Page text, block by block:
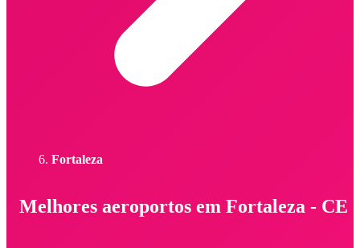
Fortaleza
Melhores aeroportos em Fortaleza - CE